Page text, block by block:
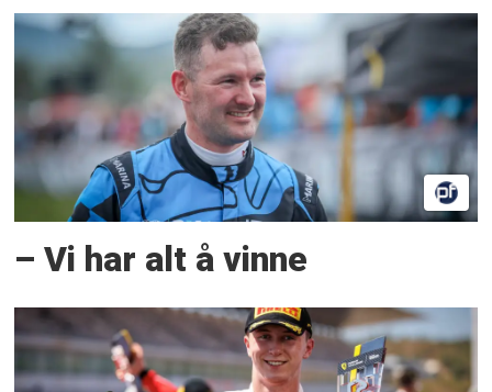
– Vi har alt å vinne